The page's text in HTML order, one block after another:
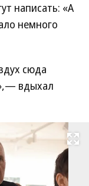
написать: «А
немного
сюда
вдыхал
Развернуть